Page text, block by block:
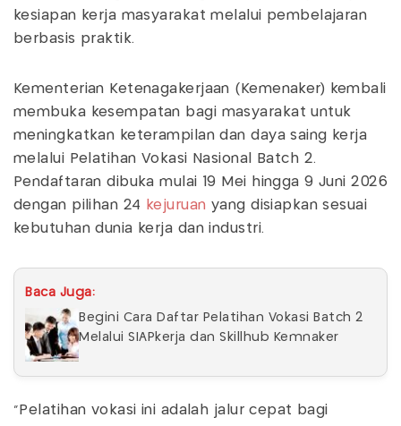
kesiapan kerja masyarakat melalui pembelajaran
berbasis praktik.
Kementerian Ketenagakerjaan (Kemenaker) kembali
membuka kesempatan bagi masyarakat untuk
meningkatkan keterampilan dan daya saing kerja
melalui Pelatihan Vokasi Nasional Batch 2.
Pendaftaran dibuka mulai 19 Mei hingga 9 Juni 2026
dengan pilihan 24 kejuruan yang disiapkan sesuai
kebutuhan dunia kerja dan industri.
Baca Juga:
Begini Cara Daftar Pelatihan Vokasi Batch 2
Melalui SIAPkerja dan Skillhub Kemnaker
“Pelatihan vokasi ini adalah jalur cepat bagi